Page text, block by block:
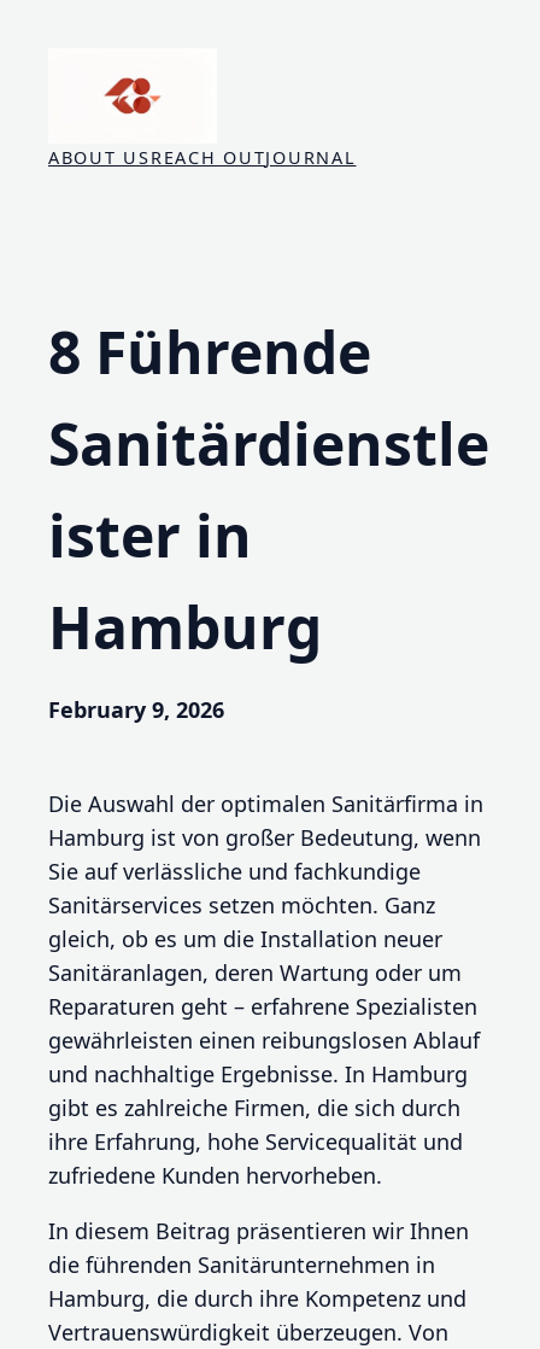
ABOUT USREACH OUTJOURNAL
8 Führende
Sanitärdienstle
ister in
Hamburg
February 9, 2026
Die Auswahl der optimalen Sanitärfirma in
Hamburg ist von großer Bedeutung, wenn
Sie auf verlässliche und fachkundige
Sanitärservices setzen möchten. Ganz
gleich, ob es um die Installation neuer
Sanitäranlagen, deren Wartung oder um
Reparaturen geht – erfahrene Spezialisten
gewährleisten einen reibungslosen Ablauf
und nachhaltige Ergebnisse. In Hamburg
gibt es zahlreiche Firmen, die sich durch
ihre Erfahrung, hohe Servicequalität und
zufriedene Kunden hervorheben.
In diesem Beitrag präsentieren wir Ihnen
die führenden Sanitärunternehmen in
Hamburg, die durch ihre Kompetenz und
Vertrauenswürdigkeit überzeugen. Von